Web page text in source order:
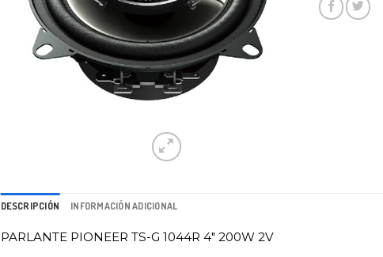
DESCRIPCIÓN INFORMACIÓN ADICIONAL
PARLANTE PIONEER TS-G 1044R 4″ 200W 2V